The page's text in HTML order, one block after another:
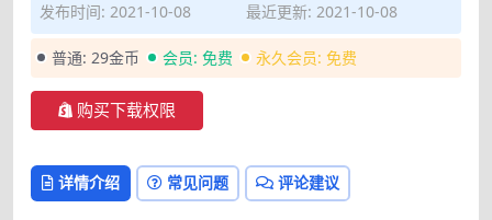
发布时间: 2021-10-08
最近更新: 2021-10-08
普通: 29金币 会员: 免费 永久会员: 免费
购买下载权限
详情介绍 常见问题 评论建议